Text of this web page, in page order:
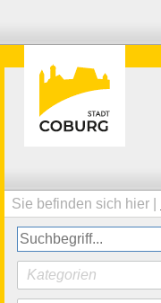
Sie befinden sich hier |
Kategorien